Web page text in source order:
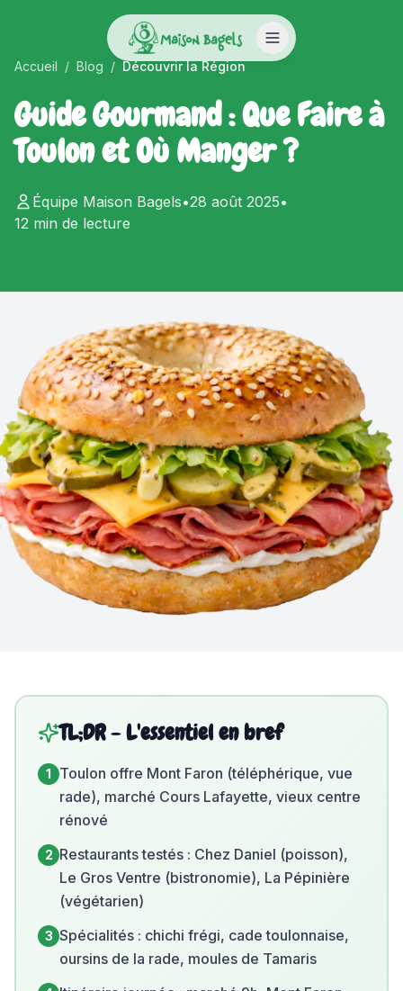
Accueil / Blog / Découvrir la Région
Guide Gourmand : Que Faire à
Toulon et Où Manger ?
Équipe Maison Bagels•28 août 2025•
12 min de lecture
TL;DR - L'essentiel en bref
1
Toulon offre Mont Faron (téléphérique, vue
rade), marché Cours Lafayette, vieux centre
rénové
2 Restaurants testés : Chez Daniel (poisson),
Le Gros Ventre (bistronomie), La Pépinière
(végétarien)
3 Spécialités : chichi frégi, cade toulonnaise,
oursins de la rade, moules de Tamaris